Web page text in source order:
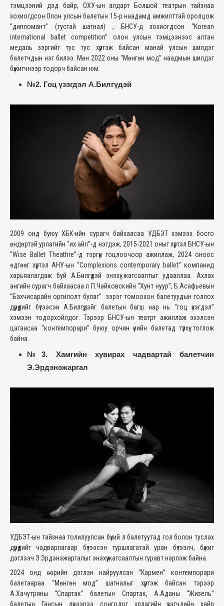
тэмцээний дэд байр, ОХУ-ын алдарт Болшой театрын тайзнаа
зохиогдсон Олон улсын балетын 15-р наадамд амжилттай оролцож
“дипломант” (тусгай шагнал) , БНСУ-д зохиогдсон “Korean
international ballet competition” олон улсын тэмцээнээс алтан
медаль зэргийг тус тус хүртэж байсан манай улсын шилдэг
балетчдын нэг билээ. Мөн 2022 оны “Мөнгөн мод” наадмын шилдэг
бүжигчнээр тодорч байсан юм.
№2. Гоц үзэгдэл А.Билгүдэй
2009 онд буюу ХБК-ийн сурагч байхаасаа УДБЭТ хэмээх босго
өндөртэй урлагийн “их айл”-д нэгдэж, 2015-2021 оныг хүртэл БНСУ-ын
“Wise Ballet Theathre”-д тэргүүн гоцлоочоор ажиллаж, 2024 оноос
өдгөөг хүртэл АНУ-ын “Complexions contemporary ballet” компанид
харьяалагдаж буй А.Билгүдэй энэхүү жагсаалтыг удааллаа. Ахлах
ангийн сурагч байхаасаа л П.Чайковскийн “Хунт нуур”, Б.Асафьевын
“Бахчисарайн оргилолт булаг” зэрэг томоохон балетуудын голлох
дүрүүдийг бүтээсэн А.Билгүдэйг балетын багш нар нь “гоц үзэгдэл”
хэмээн тодорхойлдог. Тэрээр БНСУ-ын театрт ажиллаж эхэлсэн
цагаасаа “контемпорари” буюу орчин үеийн балетад түлхүү тоглож
байна.
№3. Хамгийн хувирах чадвартай балетчин
Э.Эрдэнэжаргал
УДБЭТ-ын тайзнаа толилуулсан бүхий л балетуутад гол болон туслах
дүрүүдийг чадварлагаар бүтээсэн туршлагатай уран бүтээлч, бүжиг
дэглээч Э.Эрдэнэжаргалыг энэхүү жагсаалтын гуравт нэрлэж байна.
2024 онд өөрийн дэглэн найруулсан “Кармен” контемпорари
балетаараа “Мөнгөн мод” шагналыг хүртэж байсан тэрээр
А.Хачутряны “Спартак” балетын Спартак, А.Аданы “Жизель”
балетын Гансын дүрээрээ сонгодог урлагийн үзэгчдийн хайр